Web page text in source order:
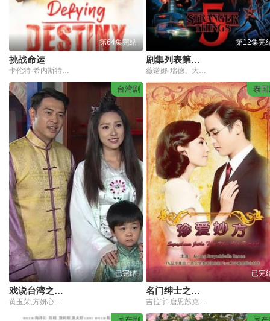
第64集完结
挑战命运
第12集完
剧集列表第五季
台湾剧
已完结
戏说台湾之无面妈
泰
已完
名门绅士之珍爱妙方